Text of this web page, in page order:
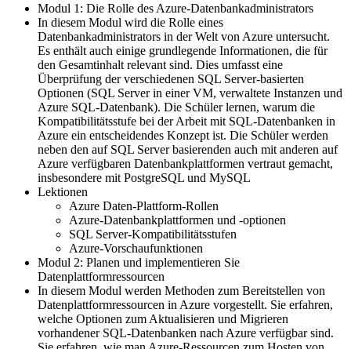
Modul 1: Die Rolle des Azure-Datenbankadministrators
In diesem Modul wird die Rolle eines
Datenbankadministrators in der Welt von Azure untersucht.
Es enthält auch einige grundlegende Informationen, die für
den Gesamtinhalt relevant sind. Dies umfasst eine
Überprüfung der verschiedenen SQL Server-basierten
Optionen (SQL Server in einer VM, verwaltete Instanzen und
Azure SQL-Datenbank). Die Schüler lernen, warum die
Kompatibilitätsstufe bei der Arbeit mit SQL-Datenbanken in
Azure ein entscheidendes Konzept ist. Die Schüler werden
neben den auf SQL Server basierenden auch mit anderen auf
Azure verfügbaren Datenbankplattformen vertraut gemacht,
insbesondere mit PostgreSQL und MySQL
Lektionen
Azure Daten-Plattform-Rollen
Azure-Datenbankplattformen und -optionen
SQL Server-Kompatibilitätsstufen
Azure-Vorschaufunktionen
Modul 2: Planen und implementieren Sie
Datenplattformressourcen
In diesem Modul werden Methoden zum Bereitstellen von
Datenplattformressourcen in Azure vorgestellt. Sie erfahren,
welche Optionen zum Aktualisieren und Migrieren
vorhandener SQL-Datenbanken nach Azure verfügbar sind.